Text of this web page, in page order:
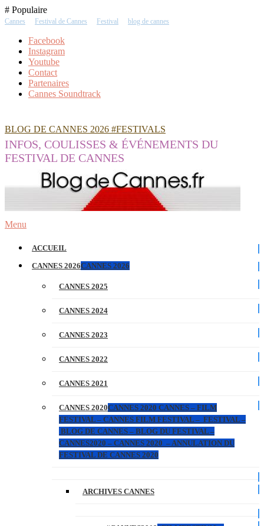
Skip
To
# Populaire
Cannes Festival de Cannes Festival blog de cannes
Facebook
Instagram
Youtube
Contact
Partenaires
Cannes Soundtrack
BLOG DE CANNES 2026 #FESTIVALS
INFOS, COULISSES & ÉVÉNEMENTS DU
FESTIVAL DE CANNES
Menu
ACCUEIL
CANNES 2026CANNES 2026
CANNES 2025
CANNES 2024
CANNES 2023
CANNES 2022
CANNES 2021
CANNES 2020CANNES 2020 CANNES – FILM
FESTIVAL – CANNES FILM FESTIVAL – FESTIVAL –
BLOG DE CANNES – BLOG DU FESTIVAL –
CANNES2020 – CANNES 2020 – ANNULATION DU
FESTIVAL DE CANNES 2020
ARCHIVES CANNES